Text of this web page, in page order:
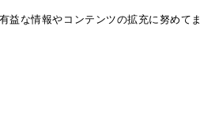
益な情報やコンテンツの拡充に努めてま